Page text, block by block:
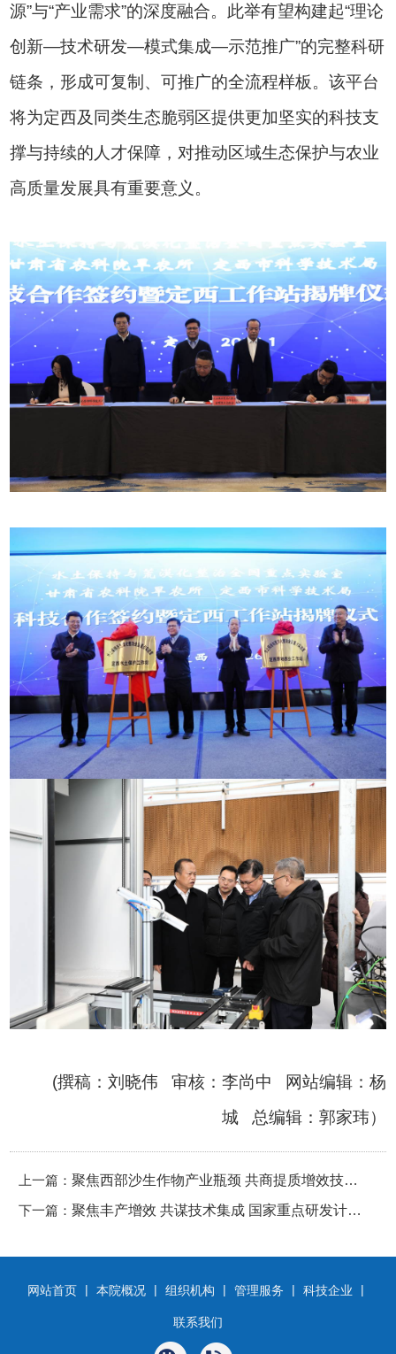
源”与“产业需求”的深度融合。此举有望构建起“理论
创新—技术研发—模式集成—示范推广”的完整科研
链条，形成可复制、可推广的全流程样板。该平台
将为定西及同类生态脆弱区提供更加坚实的科技支
撑与持续的人才保障，对推动区域生态保护与农业
高质量发展具有重要意义。
(撰稿：刘晓伟 审核：李尚中 网站编辑：杨
城 总编辑：郭家玮）
上一篇：聚焦西部沙生作物产业瓶颈 共商提质增效技术
路径
下一篇：聚焦丰产增效 共谋技术集成 国家重点研发计划
网站首页 | 本院概况 | 组织机构 | 管理服务 | 科技企业 |
联系我们